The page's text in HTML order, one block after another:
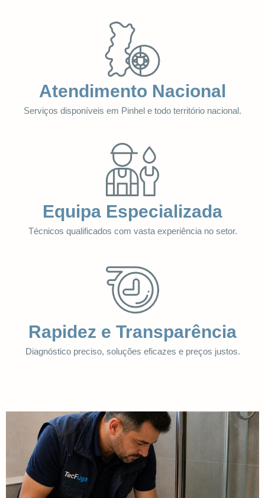
Atendimento Nacional
Serviços disponíveis em Pinhel e todo território nacional.
Equipa Especializada
Técnicos qualificados com vasta experiência no setor.
Rapidez e Transparência
Diagnóstico preciso, soluções eficazes e preços justos.